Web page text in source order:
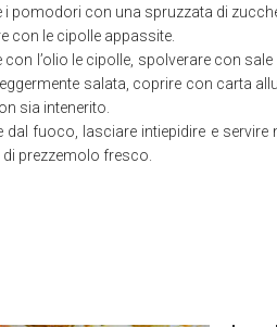
i pomodori con una spruzzata di
con le cipolle appassite.
con l’olio le cipolle, spolverare con
salata, coprire con carta
sia intenerito.
dal fuoco, lasciare intiepidire e
prezzemolo fresco.